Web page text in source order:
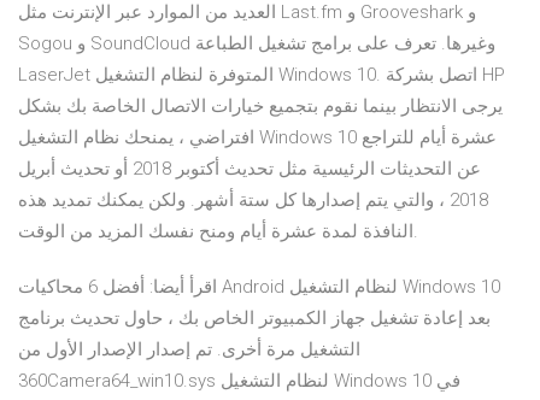
العديد من الموارد عبر الإنترنت مثل Last.fm و Grooveshark و
Sogou و SoundCloud وغيرها. تعرف على برامج تشغيل الطباعة
LaserJet المتوفرة لنظام التشغيل Windows 10. اتصل بشركة HP
يرجى الانتظار بينما نقوم بتجميع خيارات الاتصال الخاصة بك بشكل
افتراضي ، يمنحك نظام التشغيل Windows 10 عشرة أيام للتراجع
عن التحديثات الرئيسية مثل تحديث أكتوبر 2018 أو تحديث أبريل
2018 ، والتي يتم إصدارها كل ستة أشهر. ولكن يمكنك تمديد هذه
النافذة لمدة عشرة أيام ومنح نفسك المزيد من الوقت.
اقرأ أيضا: أفضل 6 محاكيات Android لنظام التشغيل Windows 10
بعد إعادة تشغيل جهاز الكمبيوتر الخاص بك ، حاول تحديث برنامج
التشغيل مرة أخرى. تم إصدار الإصدار الأول من
360Camera64_win10.sys لنظام التشغيل Windows 10 في